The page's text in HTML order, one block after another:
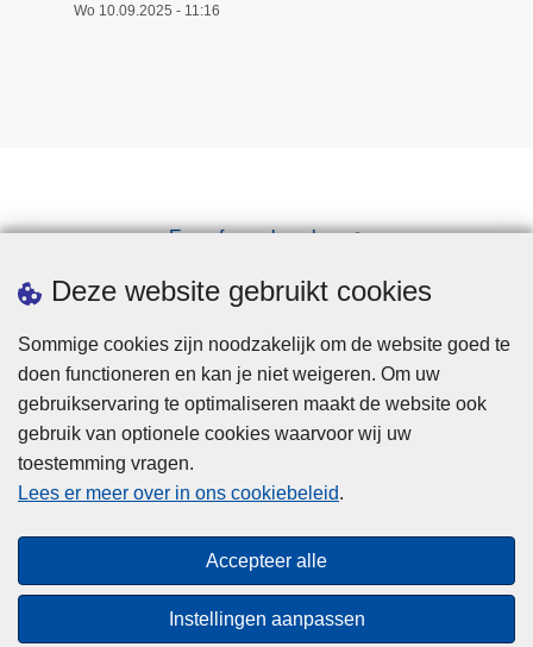
Deze website gebruikt cookies
Sommige cookies zijn noodzakelijk om de website goed te
doen functioneren en kan je niet weigeren. Om uw
gebruikservaring te optimaliseren maakt de website ook
gebruik van optionele cookies waarvoor wij uw
toestemming vragen.
Lees er meer over in ons cookiebeleid.
Accepteer alle
Instellingen aanpassen
Wo 10.09.2025 - 11:16
Een afspraak maken
Privacy
Cookies
Toegankelijkheid